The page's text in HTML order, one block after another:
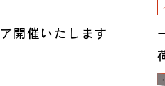
開催いたします